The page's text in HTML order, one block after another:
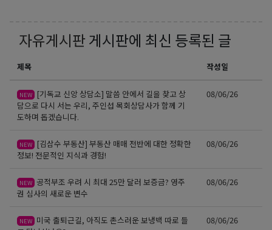
자유게시판 게시판에 최신 등록된 글
제목 작성일
NEW
[기독교 신앙 상담소] 말씀 안에서 길을 찾고 상
담으로 다시 서는 우리, 주인섭 목회상담사가 함께 기
도하며 돕겠습니다.
08/06/26
NEW
[김삼수 부동산] 부동산 매매 전반에 대한 정확한
정보! 전문적인 지식과 경험!
08/06/26
NEW 공적부조 우려 시 최대 25만 달러 보증금? 영주
권 심사의 새로운 변수
08/06/26
NEW 미국 출퇴근길, 아직도 촌스러운 보냉백 따로 들
08/06/26